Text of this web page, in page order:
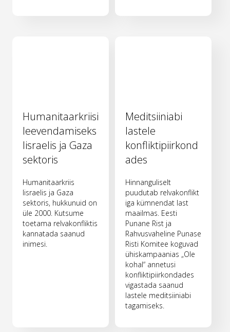
Humanitaarkriisi
leevendamiseks
Iisraelis ja Gaza
sektoris
Humanitaarkriis
Iisraelis ja Gaza
sektoris, hukkunuid on
üle 2000. Kutsume
toetama relvakonfliktis
kannatada saanud
inimesi.
Meditsiiniabi
lastele
konfliktipiirkond
ades
Hinnanguliselt
puudutab relvakonflikt
iga kümnendat last
maailmas. Eesti
Punane Rist ja
Rahvusvaheline Punase
Risti Komitee koguvad
ühiskampaanias „Ole
kohal“ annetusi
konfliktipiirkondades
vigastada saanud
lastele meditsiiniabi
tagamiseks.